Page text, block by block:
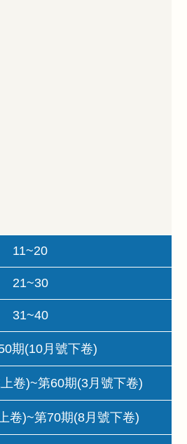
11~20
21~30
31~40
期(10月號下卷)
卷)~第60期(3月號下卷)
卷)~第70期(8月號下卷)